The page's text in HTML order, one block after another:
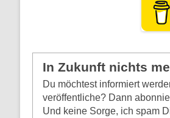
In Zukunft nichts
Du möchtest informiert
veröffentliche? Dann
Und keine Sorge, ich spam